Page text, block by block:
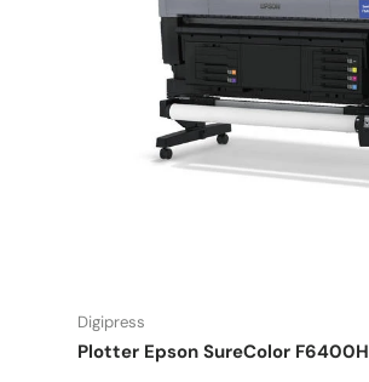
Digipress
Plotter Epson SureColor F6400H